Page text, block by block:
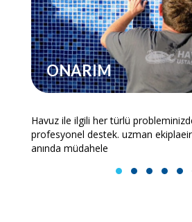
ONARIM
Havuz ile ilgili her türlü
profesyonel destek. uzman
anında müdahele
1 2 3 4 5